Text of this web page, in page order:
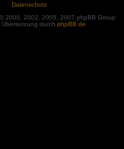
Datenschutz
© 2000, 2002, 2005, 2007 phpBB Group
Übersetzung durch phpBB.de